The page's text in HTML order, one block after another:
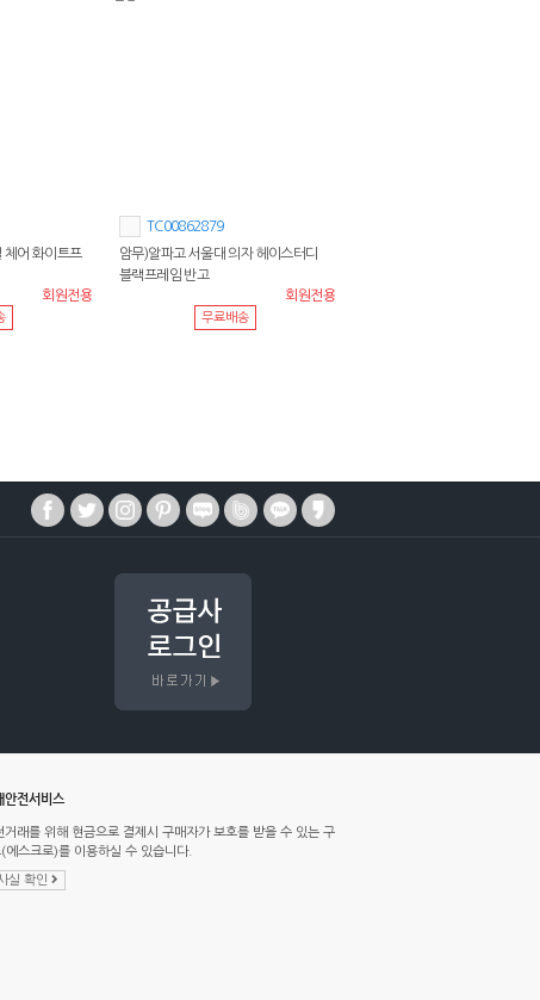
체어 화이트프
회원전용
TC00862879
암무)알파고 서울대 의자 헤이스터디
블랙프레임 반고
회원전용
무료배송
안전서비스
거래를 위해 현금으로 결제시 구매자가 보호를 받을 수 있는 구
에스크로)를 이용하실 수 있습니다.
실 확인